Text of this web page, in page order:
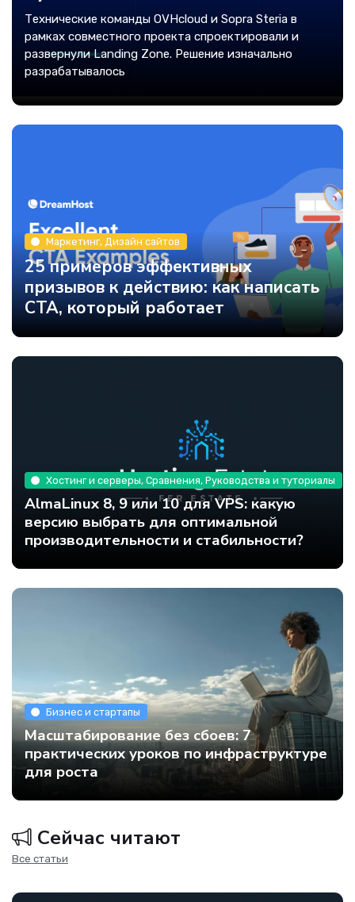
Технические команды OVHcloud и Sopra Steria в
рамках совместного проекта спроектировали и
развернули Landing Zone. Решение изначально
разрабатывалось
Маркетинг, Дизайн сайтов
25 примеров эффективных
призывов к действию: как написать
CTA, который работает
Хостинг и серверы, Сравнения, Руководства и туториалы
AlmaLinux 8, 9 или 10 для VPS: какую
версию выбрать для оптимальной
производительности и стабильности?
Бизнес и стартапы
Масштабирование без сбоев: 7
практических уроков по инфраструктуре
для роста
Сейчас читают
Все статьи